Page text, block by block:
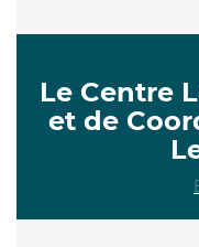
Le Centre
et de